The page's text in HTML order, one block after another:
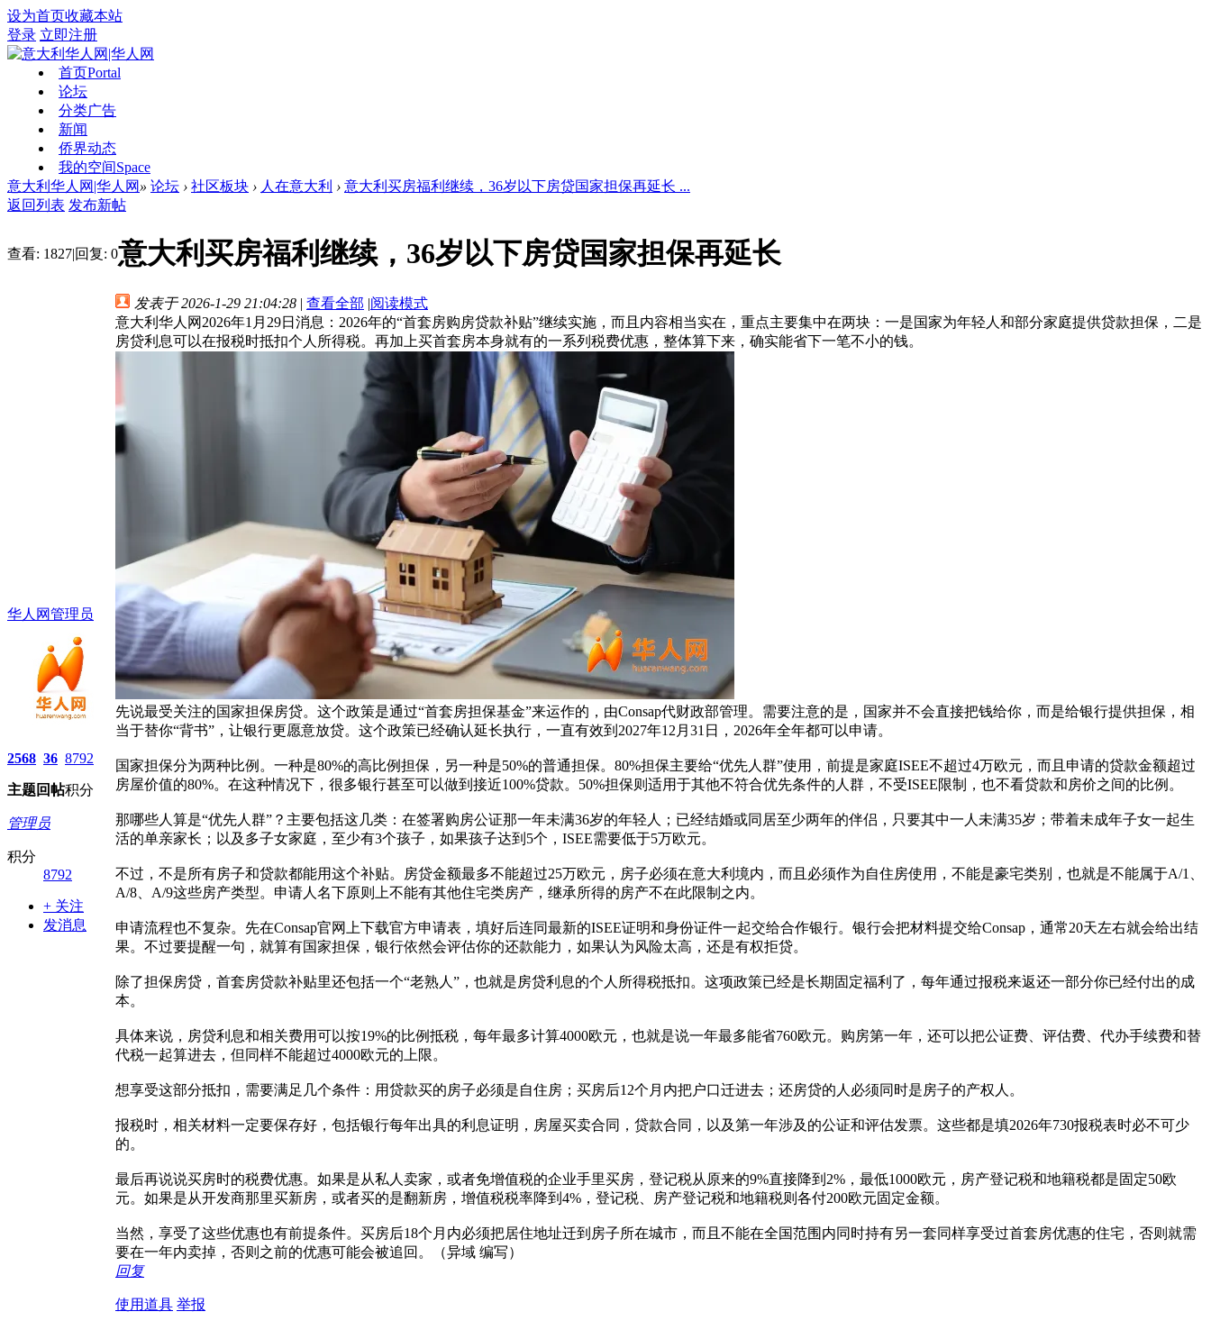
设为首页收藏本站
登录 立即注册
首页Portal
论坛
分类广告
新闻
侨界动态
我的空间Space
意大利华人网|华人网 » 论坛 › 社区板块 › 人在意大利 › 意大利买房福利继续，36岁以下房贷国家担保再延长 ...
返回列表 发布新帖
查看: 1827|回复: 0意大利买房福利继续，36岁以下房贷国家担保再延长
华人网管理员
2568
主题
36
回帖
8792
积分
管理员
积分
8792
+ 关注
发消息
发表于 2026-1-29 21:04:28 | 查看全部 |阅读模式
意大利华人网2026年1月29日消息：2026年的“首套房购房贷款补贴”继续实施，而且内容相当实在，重点主要集中在两块：一是国家为年轻人和部分家庭提供贷款担保，二是
房贷利息可以在报税时抵扣个人所得税。再加上买首套房本身就有的一系列税费优惠，整体算下来，确实能省下一笔不小的钱。
先说最受关注的国家担保房贷。这个政策是通过“首套房担保基金”来运作的，由Consap代财政部管理。需要注意的是，国家并不会直接把钱给你，而是给银行提供担保，相
当于替你“背书”，让银行更愿意放贷。这个政策已经确认延长执行，一直有效到2027年12月31日，2026年全年都可以申请。
国家担保分为两种比例。一种是80%的高比例担保，另一种是50%的普通担保。80%担保主要给“优先人群”使用，前提是家庭ISEE不超过4万欧元，而且申请的贷款金额超过
房屋价值的80%。在这种情况下，很多银行甚至可以做到接近100%贷款。50%担保则适用于其他不符合优先条件的人群，不受ISEE限制，也不看贷款和房价之间的比例。
那哪些人算是“优先人群”？主要包括这几类：在签署购房公证那一年未满36岁的年轻人；已经结婚或同居至少两年的伴侣，只要其中一人未满35岁；带着未成年子女一起生
活的单亲家长；以及多子女家庭，至少有3个孩子，如果孩子达到5个，ISEE需要低于5万欧元。
不过，不是所有房子和贷款都能用这个补贴。房贷金额最多不能超过25万欧元，房子必须在意大利境内，而且必须作为自住房使用，不能是豪宅类别，也就是不能属于A/1、
A/8、A/9这些房产类型。申请人名下原则上不能有其他住宅类房产，继承所得的房产不在此限制之内。
申请流程也不复杂。先在Consap官网上下载官方申请表，填好后连同最新的ISEE证明和身份证件一起交给合作银行。银行会把材料提交给Consap，通常20天左右就会给出结
果。不过要提醒一句，就算有国家担保，银行依然会评估你的还款能力，如果认为风险太高，还是有权拒贷。
除了担保房贷，首套房贷款补贴里还包括一个“老熟人”，也就是房贷利息的个人所得税抵扣。这项政策已经是长期固定福利了，每年通过报税来返还一部分你已经付出的成
本。
具体来说，房贷利息和相关费用可以按19%的比例抵税，每年最多计算4000欧元，也就是说一年最多能省760欧元。购房第一年，还可以把公证费、评估费、代办手续费和替
代税一起算进去，但同样不能超过4000欧元的上限。
想享受这部分抵扣，需要满足几个条件：用贷款买的房子必须是自住房；买房后12个月内把户口迁进去；还房贷的人必须同时是房子的产权人。
报税时，相关材料一定要保存好，包括银行每年出具的利息证明，房屋买卖合同，贷款合同，以及第一年涉及的公证和评估发票。这些都是填2026年730报税表时必不可少
的。
最后再说说买房时的税费优惠。如果是从私人卖家，或者免增值税的企业手里买房，登记税从原来的9%直接降到2%，最低1000欧元，房产登记税和地籍税都是固定50欧
元。如果是从开发商那里买新房，或者买的是翻新房，增值税税率降到4%，登记税、房产登记税和地籍税则各付200欧元固定金额。
当然，享受了这些优惠也有前提条件。买房后18个月内必须把居住地址迁到房子所在城市，而且不能在全国范围内同时持有另一套同样享受过首套房优惠的住宅，否则就需
要在一年内卖掉，否则之前的优惠可能会被追回。（异域 编写）
回复
使用道具 举报